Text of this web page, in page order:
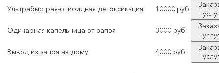
Ультрабыстрая-опиоидная детоксикация
10000 руб.
Одинарная капельница от запоя
3000 руб.
Вывод из запоя на дому
4000 руб.